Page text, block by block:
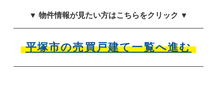
▼ 物件情報が見たい方はこちらをクリック ▼
平塚市の売買戸建て一覧へ進む